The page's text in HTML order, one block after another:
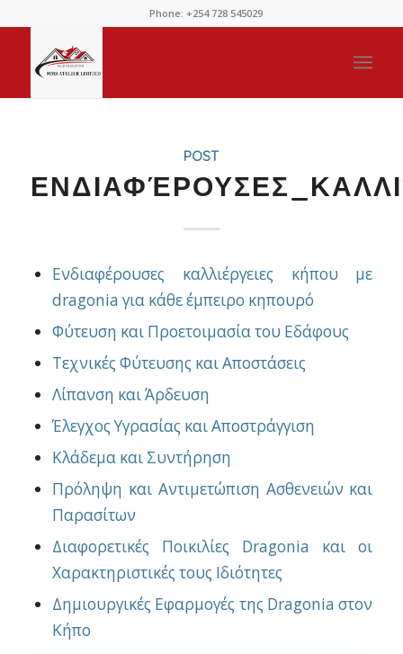
Phone: +254 728 545029
POST
Ενδιαφέρουσες καλλιέργειες κήπου με
dragonia για κάθε έμπειρο κηπουρό
Φύτευση και Προετοιμασία του Εδάφους
Τεχνικές Φύτευσης και Αποστάσεις
Λίπανση και Άρδευση
Έλεγχος Υγρασίας και Αποστράγγιση
Κλάδεμα και Συντήρηση
Πρόληψη και Αντιμετώπιση Ασθενειών και
Παρασίτων
Διαφορετικές Ποικιλίες Dragonia και οι
Χαρακτηριστικές τους Ιδιότητες
Δημιουργικές Εφαρμογές της Dragonia στον
Κήπο